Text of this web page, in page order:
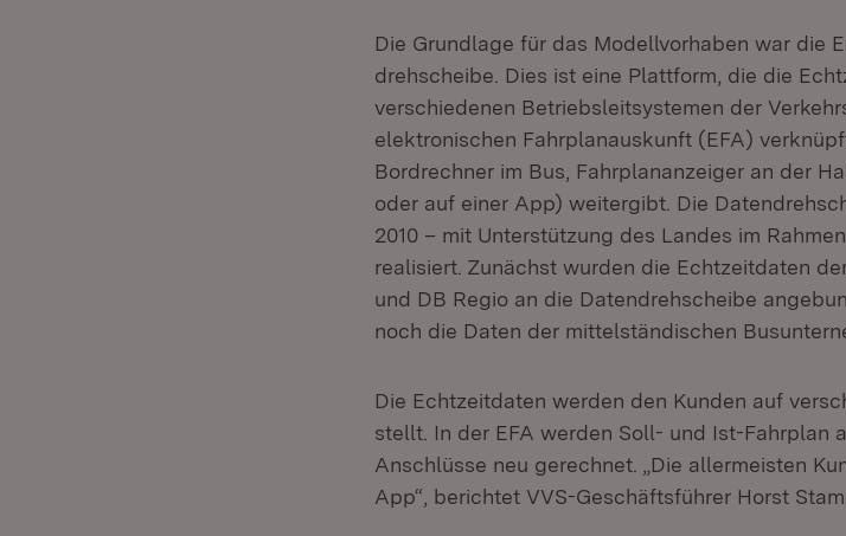
Die Grundlage für das Modellvorhaben war die
drehscheibe. Dies ist eine Plattform, die die
verschiedenen Betriebsleitsystemen der
elektronischen Fahrplanauskunft (EFA)
Bordrechner im Bus, Fahrplananzeiger an der
oder auf einer App) weitergibt. Die
2010 – mit Unterstützung des Landes im
realisiert. Zunächst wurden die Echtzeitdaten
und DB Regio an die Datendrehscheibe
noch die Daten der mittelständischen
Die Echtzeitdaten werden den Kunden auf
stellt. In der EFA werden Soll- und Ist-Fahrplan
Anschlüsse neu gerechnet. „Die allermeisten
App“, berichtet VVS-Geschäftsführer Horst